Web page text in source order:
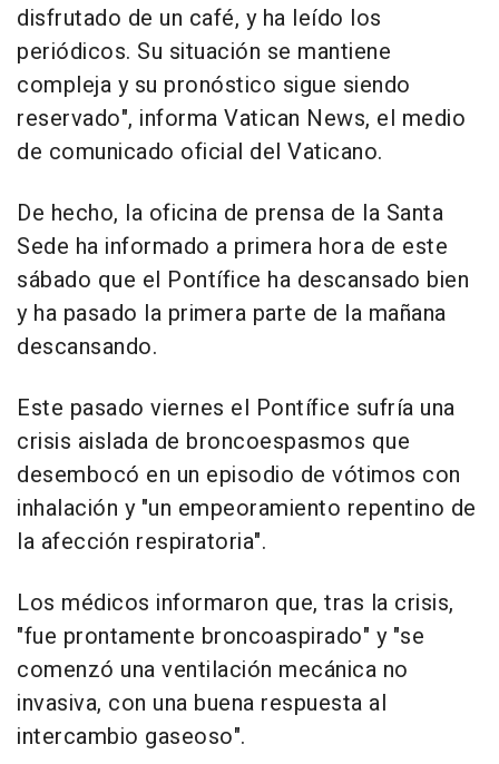
disfrutado de un café, y ha leído los
periódicos. Su situación se mantiene
compleja y su pronóstico sigue siendo
reservado", informa Vatican News, el medio
de comunicado oficial del Vaticano.
De hecho, la oficina de prensa de la Santa
Sede ha informado a primera hora de este
sábado que el Pontífice ha descansado bien
y ha pasado la primera parte de la mañana
descansando.
Este pasado viernes el Pontífice sufría una
crisis aislada de broncoespasmos que
desembocó en un episodio de vótimos con
inhalación y "un empeoramiento repentino de
la afección respiratoria".
Los médicos informaron que, tras la crisis,
"fue prontamente broncoaspirado" y "se
comenzó una ventilación mecánica no
invasiva, con una buena respuesta al
intercambio gaseoso".